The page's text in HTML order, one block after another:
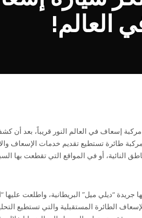
العالم!
إسعاف في العالم النور قريباً، بعد أن
طائرة تستطيع تقديم خدمات الإسعاف
النائية، أو في المواقع التي تقطعت بها
جريدة “ديلي ميل” البريطانية، واطلعت عليها
الطائرة المستقبلية والتي تستطيع